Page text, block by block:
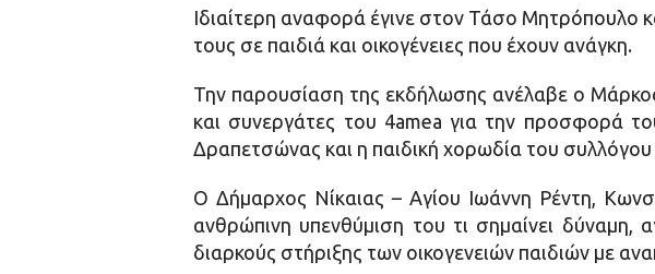
Ιδιαίτερη αναφορά έγινε στον Τάσο Μητρόπουλο
τους σε παιδιά και οικογένειες που έχουν ανάγκη.
Την παρουσίαση της εκδήλωσης ανέλαβε ο
και συνεργάτες του 4amea για την προσφορά
Δραπετσώνας και η παιδική χορωδία του
Ο Δήμαρχος Νίκαιας – Αγίου Ιωάννη Ρέντη,
ανθρώπινη υπενθύμιση του τι σημαίνει δύναμη,
διαρκούς στήριξης των οικογενειών παιδιών με